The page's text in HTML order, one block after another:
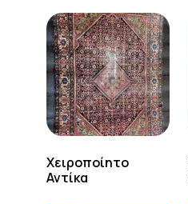
Χειροποίητο
Αντίκα